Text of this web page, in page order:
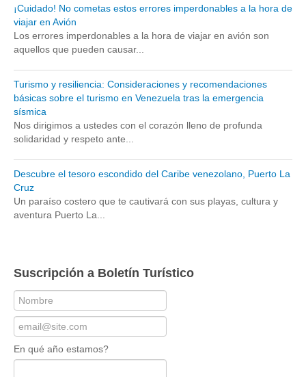
¡Cuidado! No cometas estos errores imperdonables a la hora de
viajar en Avión
Los errores imperdonables a la hora de viajar en avión son
aquellos que pueden causar...
Turismo y resiliencia: Consideraciones y recomendaciones
básicas sobre el turismo en Venezuela tras la emergencia
sísmica
Nos dirigimos a ustedes con el corazón lleno de profunda
solidaridad y respeto ante...
Descubre el tesoro escondido del Caribe venezolano, Puerto La
Cruz
Un paraíso costero que te cautivará con sus playas, cultura y
aventura Puerto La...
Suscripción a Boletín Turístico
En qué año estamos?